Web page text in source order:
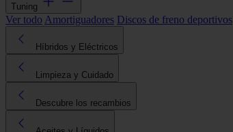
Tuning
Ver todo Amortiguadores Discos de freno deportivos
Híbridos y Eléctricos
Limpieza y Cuidado
Descubre los recambios